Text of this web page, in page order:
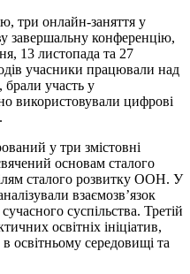
три онлайн-заняття у
завершальну конференцію,
13 листопада та 27
учасники працювали над
участь у
використовували цифрові
у три змістовні
основам сталого
сталого розвитку ООН. У
взаємозв’язок
суспільства. Третій
освітніх ініціатив,
освітньому середовищі та